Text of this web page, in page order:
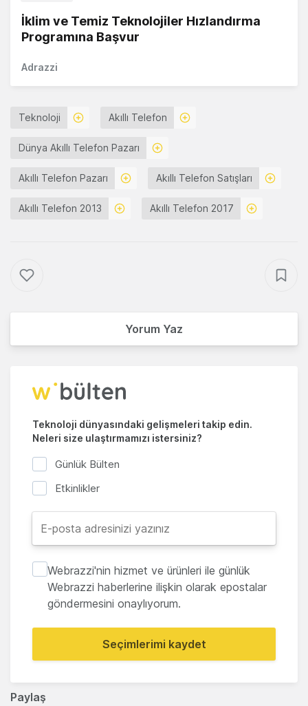
Paylaş
İklim ve Temiz Teknolojiler Hızlandırma
Programına Başvur
Adrazzi
Teknoloji Akıllı Telefon
Dünya Akıllı Telefon Pazarı
Akıllı Telefon Pazarı Akıllı Telefon Satışları
Akıllı Telefon 2013 Akıllı Telefon 2017
Yorum Yaz
Teknoloji dünyasındaki gelişmeleri takip edin.
Neleri size ulaştırmamızı istersiniz?
Günlük Bülten
Etkinlikler
Webrazzi'nin hizmet ve ürünleri ile günlük
Webrazzi haberlerine ilişkin olarak epostalar
göndermesini onaylıyorum.
Seçimlerimi kaydet